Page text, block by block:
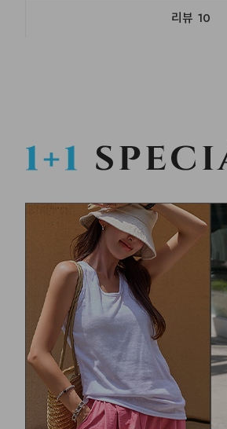
리뷰 10